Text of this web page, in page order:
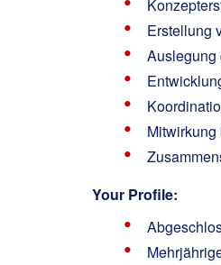
Erstellung
Auslegung
Your Profile: